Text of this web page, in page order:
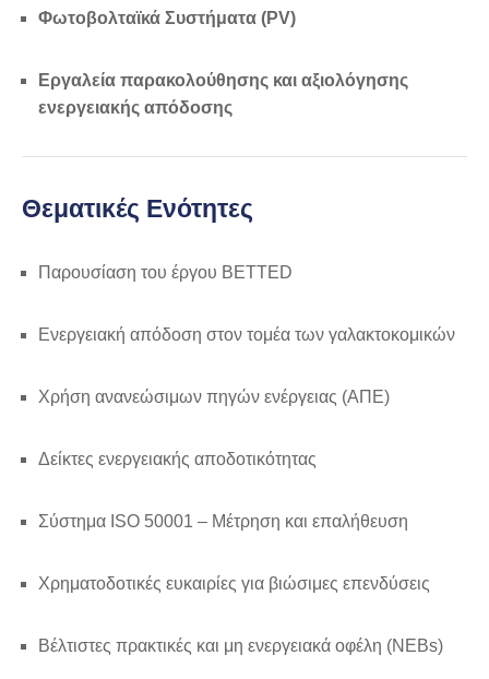
Φωτοβολταϊκά Συστήματα (PV)
Εργαλεία παρακολούθησης και αξιολόγησης
ενεργειακής απόδοσης
Θεματικές Ενότητες
Παρουσίαση του έργου BETTED
Ενεργειακή απόδοση στον τομέα των γαλακτοκομικών
Χρήση ανανεώσιμων πηγών ενέργειας (ΑΠΕ)
Δείκτες ενεργειακής αποδοτικότητας
Σύστημα ISO 50001 – Μέτρηση και επαλήθευση
Χρηματοδοτικές ευκαιρίες για βιώσιμες επενδύσεις
Βέλτιστες πρακτικές και μη ενεργειακά οφέλη (NEBs)